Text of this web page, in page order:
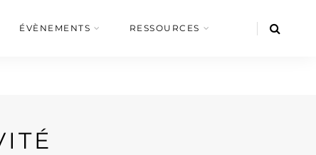
ÉVÈNEMENTS RESSOURCES